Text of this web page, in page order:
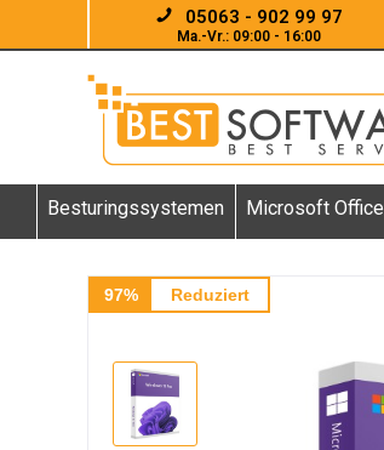
05063 - 902 99 97
Ma.-Vr.: 09:00 - 16:00
Besturingssystemen Microsoft Office
97% Reduziert